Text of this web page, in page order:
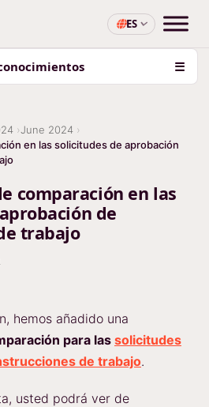
ES
☰
June 2024
en las solicitudes de aprobación
comparación en las
de
trabajo
hemos añadido una
para las solicitudes
de trabajo.
usted podrá ver de